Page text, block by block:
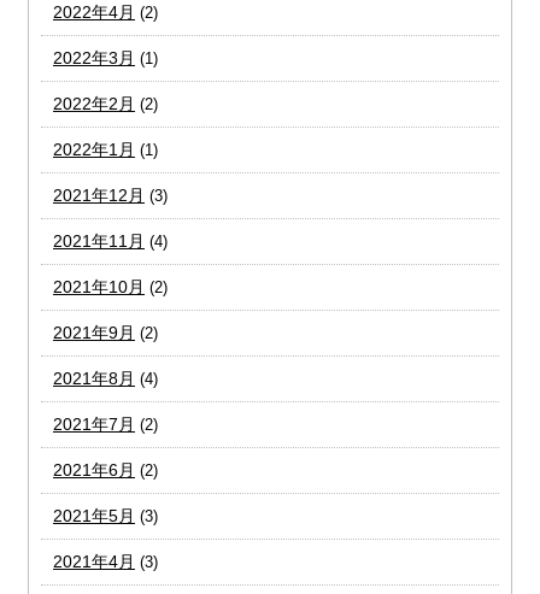
2022年4月 (2)
2022年3月 (1)
2022年2月 (2)
2022年1月 (1)
2021年12月 (3)
2021年11月 (4)
2021年10月 (2)
2021年9月 (2)
2021年8月 (4)
2021年7月 (2)
2021年6月 (2)
2021年5月 (3)
2021年4月 (3)